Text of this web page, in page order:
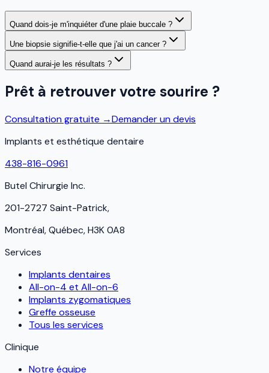
Quand dois-je m'inquiéter d'une plaie buccale ?
Une biopsie signifie-t-elle que j'ai un cancer ?
Quand aurai-je les résultats ?
Prêt à retrouver votre sourire ?
Consultation gratuite →Demander un devis
Implants et esthétique dentaire
438-816-0961
Butel Chirurgie Inc.
201-2727 Saint-Patrick,
Montréal, Québec, H3K 0A8
Services
Implants dentaires
All-on-4 et All-on-6
Implants zygomatiques
Greffe osseuse
Tous les services
Clinique
Notre équipe